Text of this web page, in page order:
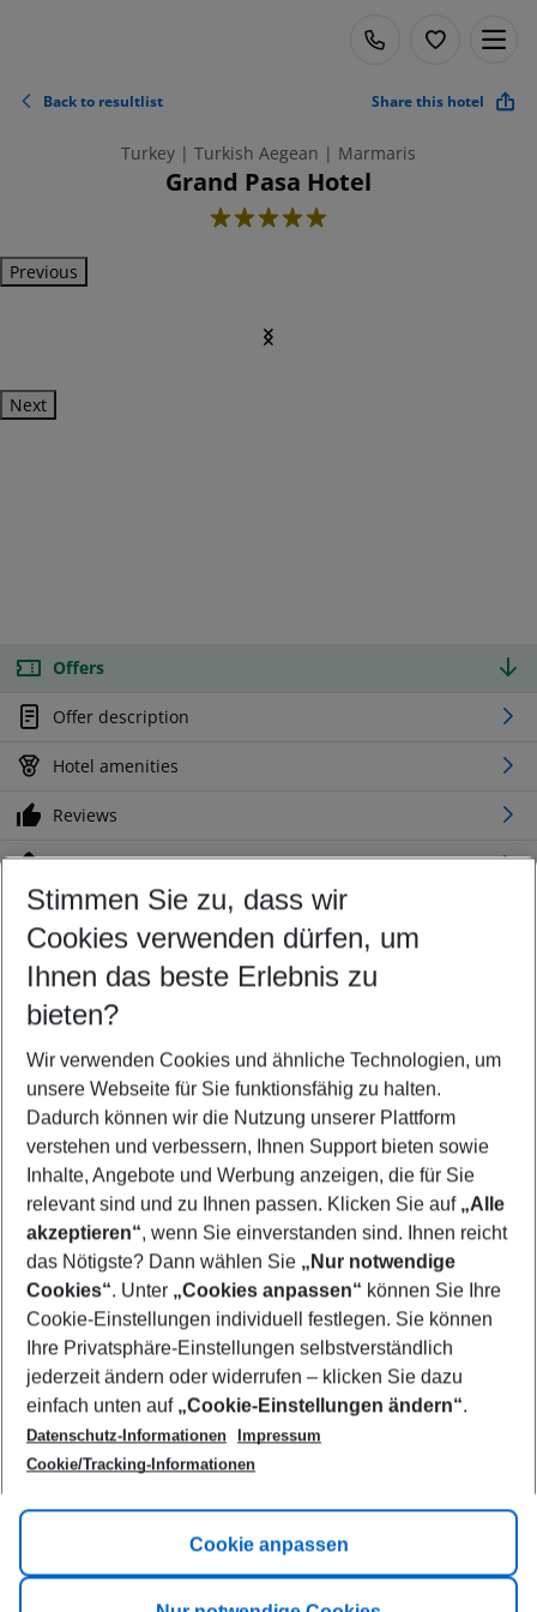
Back to resultlist Share this hotel
Turkey | Turkish Aegean | Marmaris
Grand Pasa Hotel
5
Previous
Next
Offers
Offer description
Hotel amenities
Reviews
Location
Customize your offer
Find the perfect deal which suits your best
Your departure airport
Any airport
Select your date range
10/08/26–08/08/27 5-8 nights
Who will travel
2 adults No children
Show more filter
Footer
Footer navigation
Title A
Link A
Stimmen Sie zu, dass wir
Cookies verwenden dürfen, um
Ihnen das beste Erlebnis zu
bieten?
Wir verwenden Cookies und ähnliche Technologien, um
unsere Webseite für Sie funktionsfähig zu halten.
Dadurch können wir die Nutzung unserer Plattform
verstehen und verbessern, Ihnen Support bieten sowie
Inhalte, Angebote und Werbung anzeigen, die für Sie
relevant sind und zu Ihnen passen. Klicken Sie auf „Alle
akzeptieren“, wenn Sie einverstanden sind. Ihnen reicht
das Nötigste? Dann wählen Sie „Nur notwendige
Cookies“. Unter „Cookies anpassen“ können Sie Ihre
Cookie-Einstellungen individuell festlegen. Sie können
Ihre Privatsphäre-Einstellungen selbstverständlich
jederzeit ändern oder widerrufen – klicken Sie dazu
einfach unten auf „Cookie-Einstellungen ändern“.
Datenschutz-Informationen
Impressum
Cookie/Tracking-Informationen
Cookie anpassen